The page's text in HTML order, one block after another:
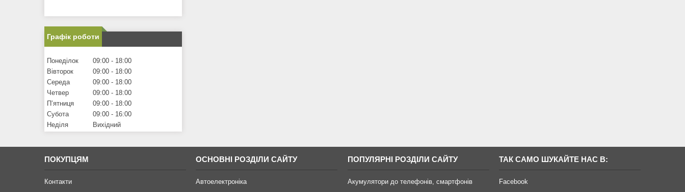
Графік роботи
Понеділок 09:00
18:00
Вівторок
09:00
18:00
Середа
09:00
18:00
Четвер
09:00
18:00
Пʼятниця
09:00
18:00
Субота
09:00
16:00
Неділя
Вихідний
ПОКУПЦЯМ
Контакти
ОСНОВНІ РОЗДІЛИ САЙТУ
Автоелектроніка
ПОПУЛЯРНІ РОЗДІЛИ САЙТУ
Акумулятори до телефонів, смартфонів
ТАК САМО ШУКАЙТЕ НАС В:
Facebook